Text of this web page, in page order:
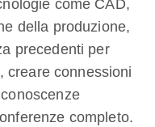
come CAD,
della produzione,
precedenti per
creare connessioni
completo.